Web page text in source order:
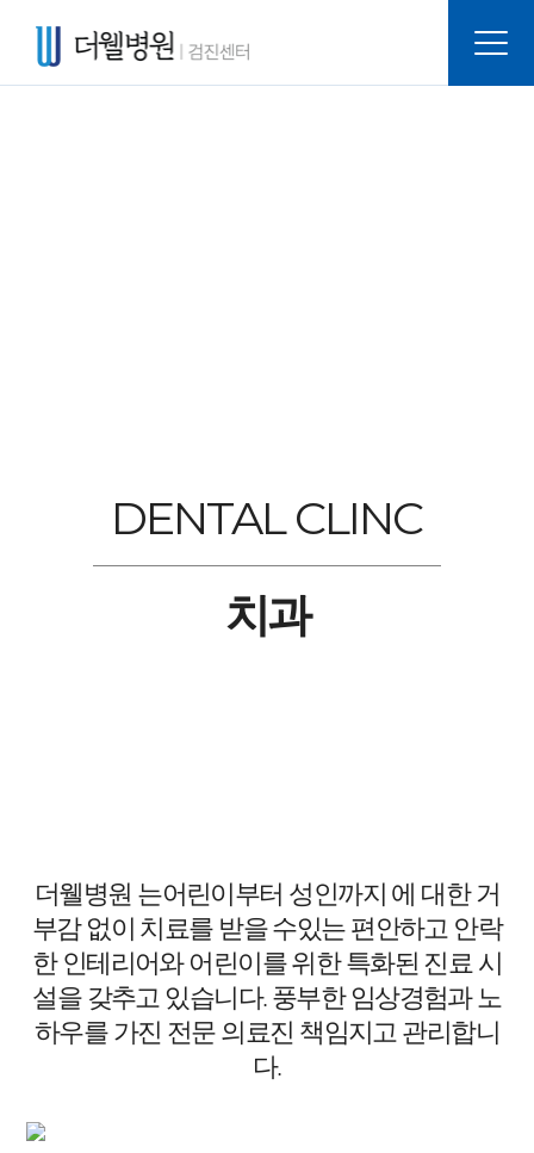
DENTAL CLINC
치과
더웰병원 는어린이부터 성인까지 에 대한 거
부감 없이 치료를 받을 수있는 편안하고 안락
한 인테리어와 어린이를 위한 특화된 진료 시
설을 갖추고 있습니다. 풍부한 임상경험과 노
하우를 가진 전문 의료진 책임지고 관리합니
다.